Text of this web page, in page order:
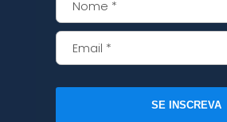
SE INSCREVA